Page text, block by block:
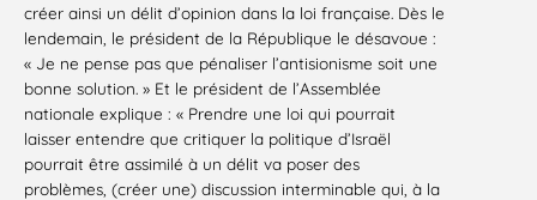
créer ainsi un délit d’opinion dans la loi française. Dès le
lendemain, le président de la République le désavoue :
« Je ne pense pas que pénaliser l’antisionisme soit une
bonne solution. » Et le président de l’Assemblée
nationale explique : « Prendre une loi qui pourrait
laisser entendre que critiquer la politique d’Israël
pourrait être assimilé à un délit va poser des
problèmes, (créer une) discussion interminable qui, à la